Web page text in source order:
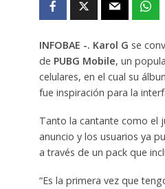
INFOBAE -. Karol G se
de PUBG Mobile, un
celulares, en el cual su
fue inspiración para la
Tanto la cantante como el
anuncio y los usuarios ya
a través de un pack que
“Es la primera vez que